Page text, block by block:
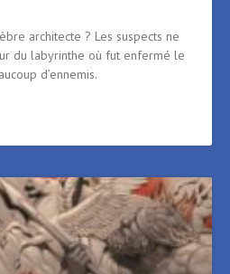
architecte ? Les suspects ne
du labyrinthe où fut enfermé le
d’ennemis.